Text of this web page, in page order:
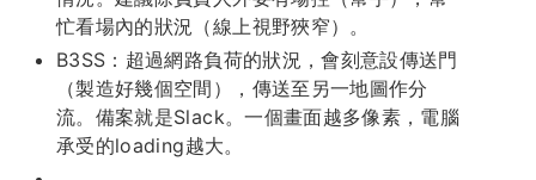
忙看場內的狀況（線上視野狹窄）。
B3SS：超過網路負荷的狀況，會刻意設傳送門
（製造好幾個空間），傳送至另一地圖作分
流。備案就是Slack。一個畫面越多像素，電腦
承受的loading越大。